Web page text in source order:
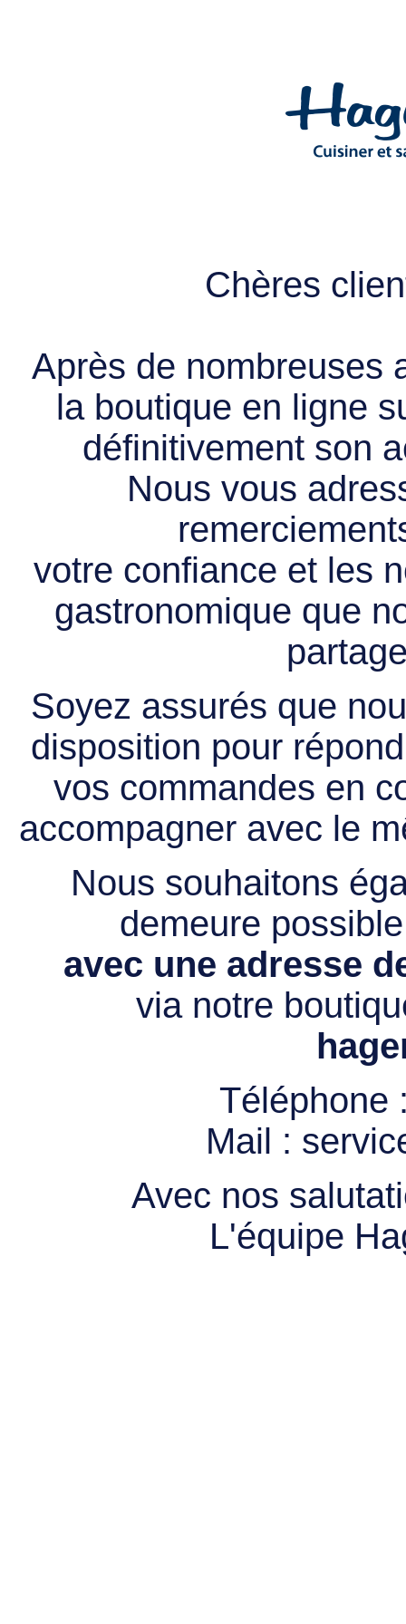
Chères
Après de nombreuses
la boutique en ligne
définitivement son
Nous vous
votre confiance et les
gastronomique que
Soyez assurés que
disposition pour
vos commandes en
accompagner avec le
Nous souhaitons
demeure
avec une adresse
via notre
Téléphone
Mail :
Avec nos
L'équipe